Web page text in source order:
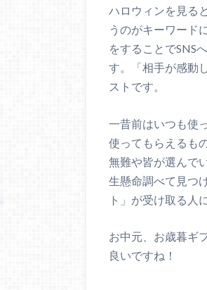
ハロウィンを見る
うのがキーワード
をすることでSNS
す。「相手が感動
ストです。
一昔前はいつも使
使ってもらえるも
無難や皆が選んで
生懸命調べて見つ
ト」が受け取る人
お中元、お歳暮ギ
良いですね！